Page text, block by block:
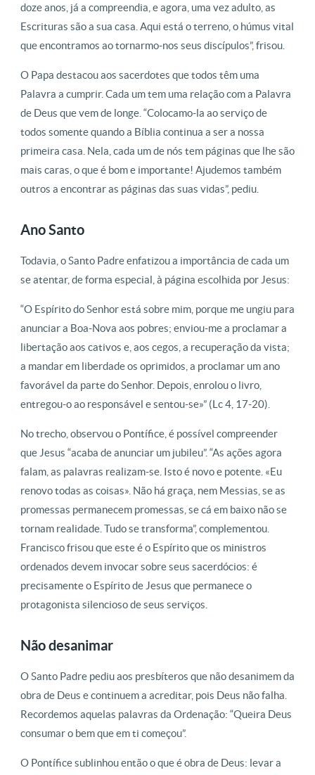
doze anos, já a compreendia, e agora, uma vez adulto, as
Escrituras são a sua casa. Aqui está o terreno, o húmus vital
que encontramos ao tornarmo-nos seus discípulos”, frisou.
O Papa destacou aos sacerdotes que todos têm uma
Palavra a cumprir. Cada um tem uma relação com a Palavra
de Deus que vem de longe. “Colocamo-la ao serviço de
todos somente quando a Bíblia continua a ser a nossa
primeira casa. Nela, cada um de nós tem páginas que lhe são
mais caras, o que é bom e importante! Ajudemos também
outros a encontrar as páginas das suas vidas”, pediu.
Ano Santo
Todavia, o Santo Padre enfatizou a importância de cada um
se atentar, de forma especial, à página escolhida por Jesus:
“O Espírito do Senhor está sobre mim, porque me ungiu para
anunciar a Boa-Nova aos pobres; enviou-me a proclamar a
libertação aos cativos e, aos cegos, a recuperação da vista;
a mandar em liberdade os oprimidos, a proclamar um ano
favorável da parte do Senhor. Depois, enrolou o livro,
entregou-o ao responsável e sentou-se»” (Lc 4, 17-20).
No trecho, observou o Pontífice, é possível compreender
que Jesus “acaba de anunciar um jubileu”. “As ações agora
falam, as palavras realizam-se. Isto é novo e potente. «Eu
renovo todas as coisas». Não há graça, nem Messias, se as
promessas permanecem promessas, se cá em baixo não se
tornam realidade. Tudo se transforma”, complementou.
Francisco frisou que este é o Espírito que os ministros
ordenados devem invocar sobre seus sacerdócios: é
precisamente o Espírito de Jesus que permanece o
protagonista silencioso de seus serviços.
Não desanimar
O Santo Padre pediu aos presbíteros que não desanimem da
obra de Deus e continuem a acreditar, pois Deus não falha.
Recordemos aquelas palavras da Ordenação: “Queira Deus
consumar o bem que em ti começou”.
O Pontífice sublinhou então o que é obra de Deus: levar a